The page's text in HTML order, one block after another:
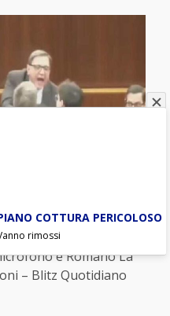
Lombardia,
e Romano La
– Blitz Quotidiano
COTTURA PERICOLOSO
rimossi